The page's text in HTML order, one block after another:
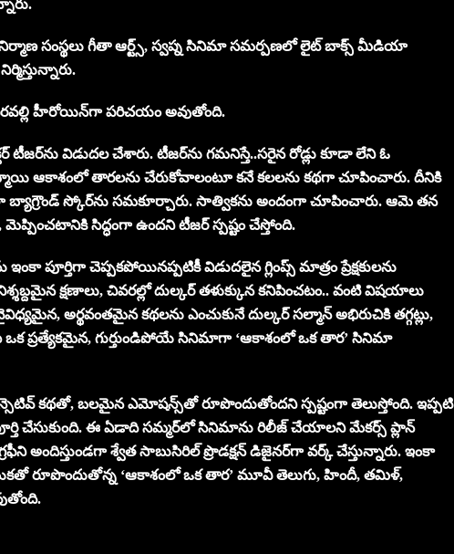
నిర్మాణ సంస్థ‌లు గీతా ఆర్ట్స్, స్వ‌ప్న సినిమా స‌మ‌ర్ప‌ణ‌లో లైట్ బాక్స్ మీడియా
హీరోయిన్‌గా ప‌రిచ‌యం అవుతోంది.
విడుద‌ల చేశారు. టీజ‌ర్‌ను గ‌మ‌నిస్తే..స‌రైన రోడ్లు కూడా లేని ఓ
ఆకాశంలో తార‌ల‌ను చేరుకోవాలంటూ క‌నే క‌ల‌లను క‌థ‌గా చూపించారు. దీనికి
బ్యాగ్రౌండ్ స్కోర్‌ను స‌మ‌కూర్చారు. సాత్విక‌ను అందంగా చూపించారు. ఆమె త‌న
మెప్పించ‌టానికి సిద్ధంగా ఉంద‌ని టీజ‌ర్ స్ప‌ష్టం చేస్తోంది.
పూర్తిగా చెప్ప‌క‌పోయిన‌ప్ప‌టికీ విడుద‌లైన గ్లింప్స్ మాత్రం ప్రేక్ష‌కుల‌ను
క్ష‌ణాలు, చివ‌ర‌ల్లో దుల్క‌ర్ త‌ళుక్కున క‌నిపించ‌టం.. వంటి విష‌యాలు
అర్థ‌వంత‌మైన క‌థ‌ల‌ను ఎంచుకునే దుల్క‌ర్ స‌ల్మాన్ అభిరుచికి త‌గ్గ‌ట్లు,
ఒక ప్ర‌త్యేక‌మైన‌, గుర్తుండిపోయే సినిమాగా ‘ఆకాశంలో ఒక తార‌’ సినిమా
క‌థ‌తో, బ‌ల‌మైన ఎమోష‌న్స్‌తో రూపొందుతోంద‌ని స్ప‌ష్టంగా తెలుస్తోంది. ఇప్ప‌టి
చేసుకుంది. ఈ ఏడాది స‌మ్మ‌ర్‌లో సినిమాను రిలీజ్ చేయాల‌ని మేక‌ర్స్ ప్లాన్
అందిస్తుండ‌గా శ్వేత సాబుసిరిల్ ప్రొడ‌క్ష‌న్ డిజైన‌ర్‌గా వ‌ర్క్ చేస్తున్నారు. ఇంకా
రూపొందుతోన్న ‘ఆకాశంలో ఒక తార’ మూవీ తెలుగు, హిందీ, తమిళ్,